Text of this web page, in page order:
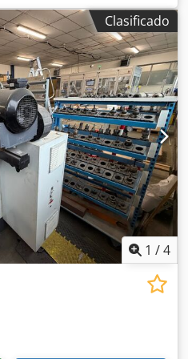
X: 650 mm Eje Y: 540 mm
(X/Y/X): 25 m/min. Cantidad
rpm Portaherramientas: ISO
24 Mesura mesa: 800 x
kg Dotación Transpordador
Refrigeración interior: bar
Dedpfxjzi Dz Uj Achowa
Clasificado
1 /4